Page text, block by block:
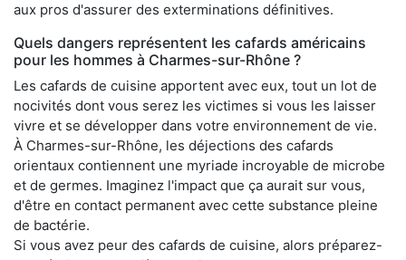
aux pros d'assurer des exterminations définitives.
Quels dangers représentent les cafards américains
pour les hommes à Charmes-sur-Rhône ?
Les cafards de cuisine apportent avec eux, tout un lot de
nocivités dont vous serez les victimes si vous les laisser
vivre et se développer dans votre environnement de vie.
À Charmes-sur-Rhône, les déjections des cafards
orientaux contiennent une myriade incroyable de microbe
et de germes. Imaginez l'impact que ça aurait sur vous,
d'être en contact permanent avec cette substance pleine
de bactérie.
Si vous avez peur des cafards de cuisine, alors préparez-